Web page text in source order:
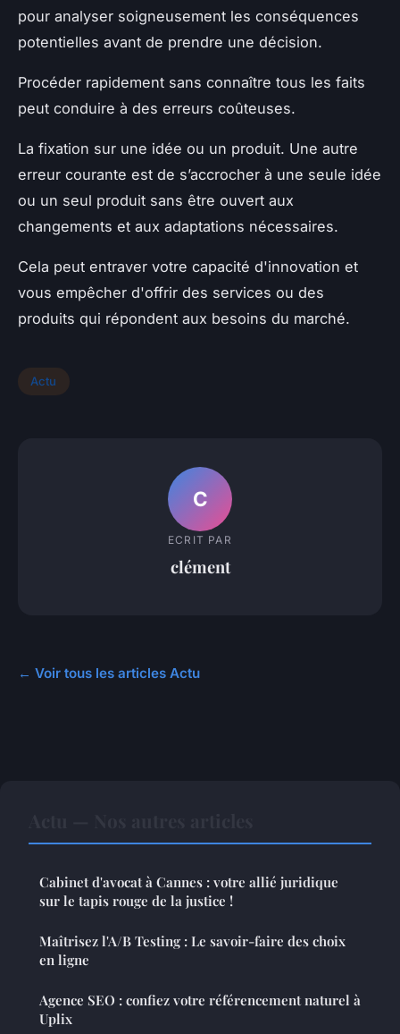
pour analyser soigneusement les conséquences
potentielles avant de prendre une décision.
Procéder rapidement sans connaître tous les faits
peut conduire à des erreurs coûteuses.
La fixation sur une idée ou un produit. Une autre
erreur courante est de s’accrocher à une seule idée
ou un seul produit sans être ouvert aux
changements et aux adaptations nécessaires.
Cela peut entraver votre capacité d'innovation et
vous empêcher d'offrir des services ou des
produits qui répondent aux besoins du marché.
Actu
C
ECRIT PAR
clément
← Voir tous les articles Actu
Cabinet d'avocat à Cannes : votre allié juridique
sur le tapis rouge de la justice !
Maîtrisez l'A/B Testing : Le savoir-faire des choix
en ligne
Agence SEO : confiez votre référencement naturel à
Uplix